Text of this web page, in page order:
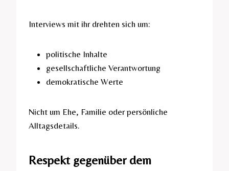
Interviews mit ihr drehten sich um:
politische Inhalte
gesellschaftliche Verantwortung
demokratische Werte
Nicht um Ehe, Familie oder persönliche
Alltagsdetails.
Respekt gegenüber dem